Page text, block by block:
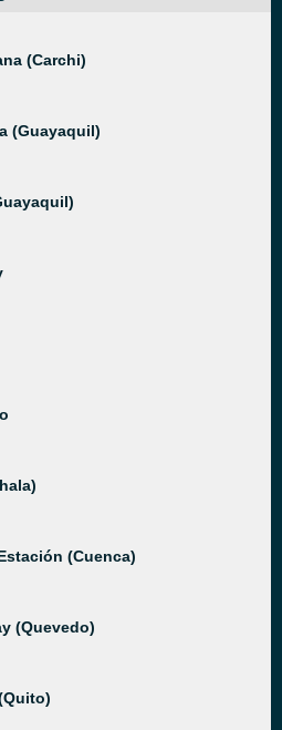
(Carchi)
(Guayaquil)
(Cuenca)
(Quevedo)